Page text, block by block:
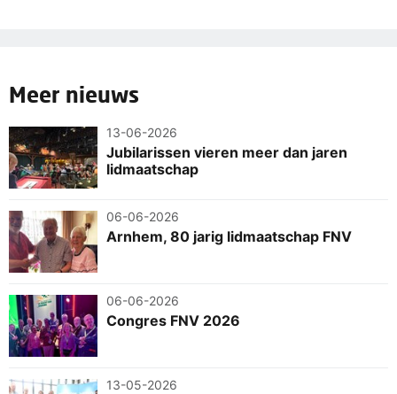
Meer nieuws
13-06-2026
Jubilarissen vieren meer dan jaren
lidmaatschap
06-06-2026
Arnhem, 80 jarig lidmaatschap FNV
06-06-2026
Congres FNV 2026
13-05-2026